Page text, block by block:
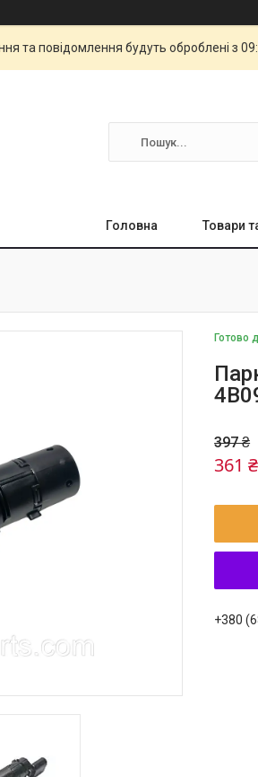
та повідомлення будуть оброблені з
Головна Товари
Готово
397 ₴
361 ₴
+380